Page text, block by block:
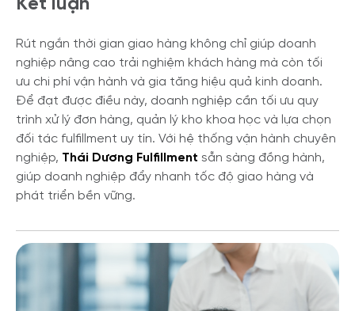
Kết luận
Rút ngắn thời gian giao hàng không chỉ giúp doanh
nghiệp nâng cao trải nghiệm khách hàng mà còn tối
ưu chi phí vận hành và gia tăng hiệu quả kinh doanh.
Để đạt được điều này, doanh nghiệp cần tối ưu quy
trình xử lý đơn hàng, quản lý kho khoa học và lựa chọn
đối tác fulfillment uy tín. Với hệ thống vận hành chuyên
nghiệp, Thái Dương Fulfillment sẵn sàng đồng hành,
giúp doanh nghiệp đẩy nhanh tốc độ giao hàng và
phát triển bền vững.